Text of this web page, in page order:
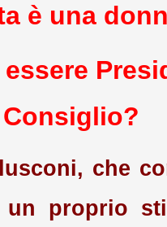
è una
Consiglio?
che
un proprio